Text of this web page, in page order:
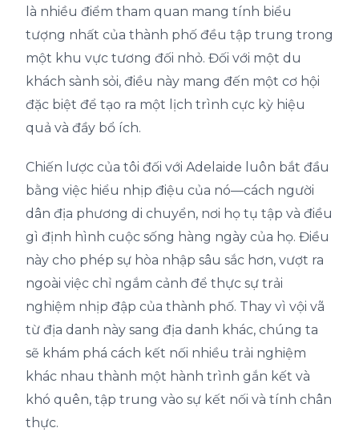
là nhiều điểm tham quan mang tính biểu
tượng nhất của thành phố đều tập trung trong
một khu vực tương đối nhỏ. Đối với một du
khách sành sỏi, điều này mang đến một cơ hội
đặc biệt để tạo ra một lịch trình cực kỳ hiệu
quả và đầy bổ ích.
Chiến lược của tôi đối với Adelaide luôn bắt đầu
bằng việc hiểu nhịp điệu của nó—cách người
dân địa phương di chuyển, nơi họ tụ tập và điều
gì định hình cuộc sống hàng ngày của họ. Điều
này cho phép sự hòa nhập sâu sắc hơn, vượt ra
ngoài việc chỉ ngắm cảnh để thực sự trải
nghiệm nhịp đập của thành phố. Thay vì vội vã
từ địa danh này sang địa danh khác, chúng ta
sẽ khám phá cách kết nối nhiều trải nghiệm
khác nhau thành một hành trình gắn kết và
khó quên, tập trung vào sự kết nối và tính chân
thực.